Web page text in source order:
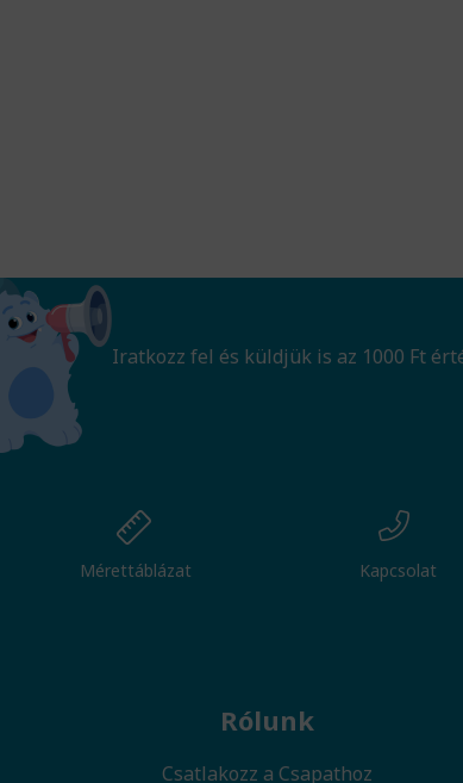
Iratkozz fel és küldjük is az 1000 Ft
Mérettáblázat Kapcsolat
Rólunk
Csatlakozz a Csapathoz